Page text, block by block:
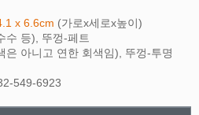
x 6.6cm (가로x세로x높이)
수 등), 뚜껑-페트
아니고 연한 회색임), 뚜껑-투명
549-6923